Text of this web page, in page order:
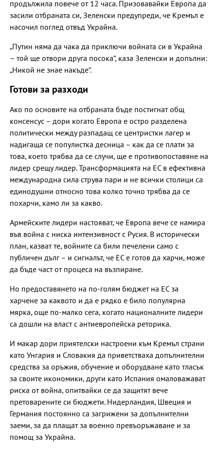
продължила повече от 12 часа. Призовавайки Европа да
засили отбраната си, Зеленски предупреди, че Кремъл е
насочил поглед отвъд Украйна.
„Путин няма да чака да приключи войната си в Украйна
– той ще отвори друга посока“, каза Зеленски и допълни:
„Никой не знае накъде“.
Готови за разходи
Ако по основите на отбраната бъде постигнат общ
консенсус – дори когато Европа е остро разделена
политически между разпадащ се центристки лагер и
надигаща се популистка десница – как да се плати за
това, което трябва да се случи, ще е противопоставяне на
лидер срещу лидер. Трансформацията на ЕС в ефективна
международна сила струва пари и не всички столици са
единодушни относно това колко точно трябва да се
похарчи, камо ли за какво.
Армейските лидери настояват, че Европа вече се намира
във война с ниска интензивност с Русия. В исторически
план, казват те, войните са били печелени само с
публичен дълг – и сигналът, че ЕС е готов да харчи, може
да бъде част от процеса на възпиране.
Но предоставянето на по-голям бюджет на ЕС за
харчене за каквото и да е рядко е било популярна
мярка, още по-малко сега, когато националните лидери
са дошли на власт с антиевропейска реторика.
И макар дори приятелски настроени към Кремъл страни
като Унгария и Словакия да приветстваха допълнителни
средства за оръжия, обучение и оборудване като тласък
за своите икономики, други като Испания омаловажават
риска от война, опитвайки се да защитят вече
претоварените си бюджети. Нидерландия, Швеция и
Германия постоянно са загрижени за допълнителни
заеми, за да плащат за военно превъоръжаване и за
помощ за Украйна.